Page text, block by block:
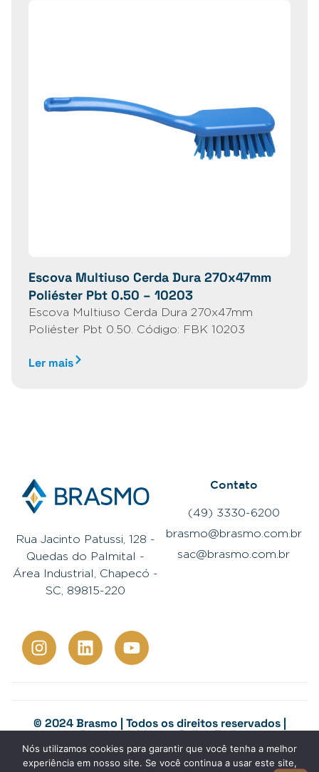
Escova Multiuso Cerda Dura 270x47mm
Poliéster Pbt 0.50 – 10203
Escova Multiuso Cerda Dura 270x47mm
Poliéster Pbt 0.50. Código: FBK 10203
Ler mais
Rua Jacinto Patussi, 128 -
Quedas do Palmital -
Área Industrial, Chapecó -
SC, 89815-220
Contato
(49) 3330-6200
brasmo@brasmo.com.br
sac@brasmo.com.br
© 2024 Brasmo | Todos os direitos reservados |
Desenvolvido porColina Tech
Canal de denúncias
Política de privacidade
Nós utilizamos cookies para garantir que você tenha a melhor
experiência em nosso site. Se você continua a usar este site,